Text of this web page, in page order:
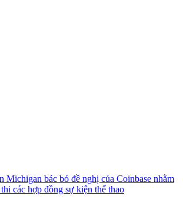
Michigan bác bỏ đề nghị của Coinbase nhằm
các hợp đồng sự kiện thể thao